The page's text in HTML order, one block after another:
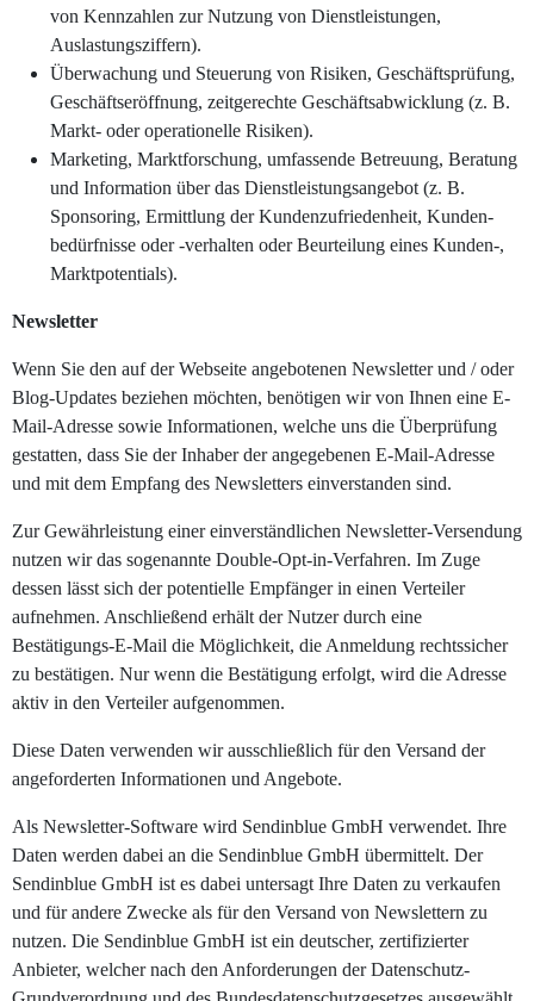
von Kennzahlen zur Nutzung von Dienstleistungen,
Auslastungsziffern).
Überwachung und Steuerung von Risiken, Geschäftsprüfung,
Geschäftseröffnung, zeitgerechte Geschäftsabwicklung (z. B.
Markt- oder operationelle Risiken).
Marketing, Marktforschung, umfassende Betreuung, Beratung
und Information über das Dienstleistungsangebot (z. B.
Sponsoring, Ermittlung der Kundenzufriedenheit, Kunden-
bedürfnisse oder -verhalten oder Beurteilung eines Kunden-,
Marktpotentials).
Newsletter
Wenn Sie den auf der Webseite angebotenen Newsletter und / oder
Blog-Updates beziehen möchten, benötigen wir von Ihnen eine E-
Mail-Adresse sowie Informationen, welche uns die Überprüfung
gestatten, dass Sie der Inhaber der angegebenen E-Mail-Adresse
und mit dem Empfang des Newsletters einverstanden sind.
Zur Gewährleistung einer einverständlichen Newsletter-Versendung
nutzen wir das sogenannte Double-Opt-in-Verfahren. Im Zuge
dessen lässt sich der potentielle Empfänger in einen Verteiler
aufnehmen. Anschließend erhält der Nutzer durch eine
Bestätigungs-E-Mail die Möglichkeit, die Anmeldung rechtssicher
zu bestätigen. Nur wenn die Bestätigung erfolgt, wird die Adresse
aktiv in den Verteiler aufgenommen.
Diese Daten verwenden wir ausschließlich für den Versand der
angeforderten Informationen und Angebote.
Als Newsletter-Software wird Sendinblue GmbH verwendet. Ihre
Daten werden dabei an die Sendinblue GmbH übermittelt. Der
Sendinblue GmbH ist es dabei untersagt Ihre Daten zu verkaufen
und für andere Zwecke als für den Versand von Newslettern zu
nutzen. Die Sendinblue GmbH ist ein deutscher, zertifizierter
Anbieter, welcher nach den Anforderungen der Datenschutz-